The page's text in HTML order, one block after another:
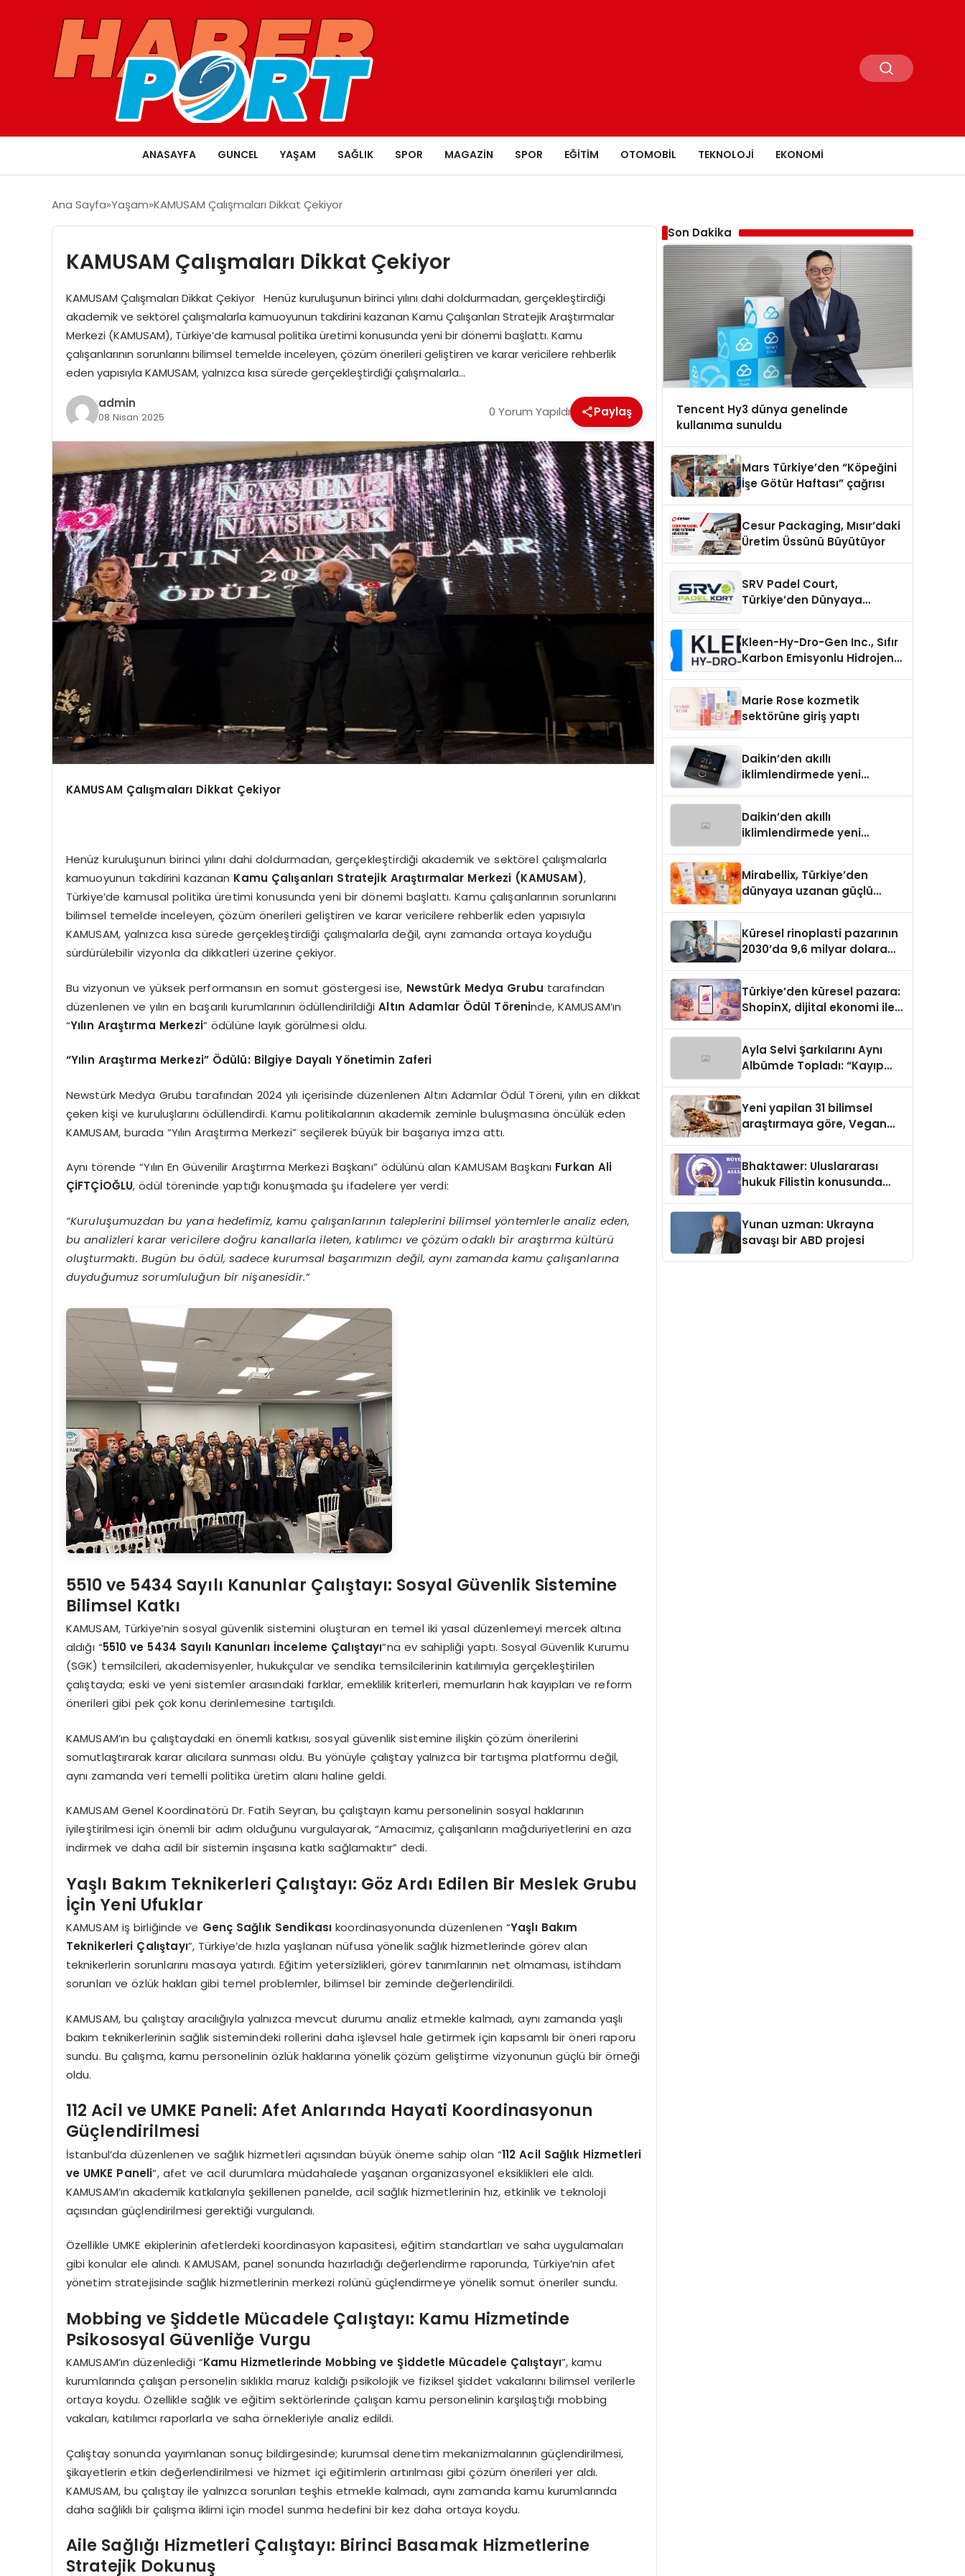
ANASAYFA GUNCEL YAŞAM SAĞLIK SPOR MAGAZIN SPOR EĞITIM OTOMOBIL TEKNOLOJI EKONOMI
Ana Sayfa Yaşam KAMUSAM Çalışmaları Dikkat Çekiyor
KAMUSAM Çalışmaları Dikkat Çekiyor
KAMUSAM Çalışmaları Dikkat Çekiyor Henüz kuruluşunun birinci yılını dahi doldurmadan, gerçekleştirdiği
akademik ve sektörel çalışmalarla kamuoyunun takdirini kazanan Kamu Çalışanları Stratejik Araştırmalar
Merkezi (KAMUSAM), Türkiye’de kamusal politika üretimi konusunda yeni bir dönemi başlattı. Kamu
çalışanlarının sorunlarını bilimsel temelde inceleyen, çözüm önerileri geliştiren ve karar vericilere rehberlik
eden yapısıyla KAMUSAM, yalnızca kısa sürede gerçekleştirdiği çalışmalarla…
admin
08 Nisan 2025 0 Yorum Yapıldı Paylaş
KAMUSAM Çalışmaları Dikkat Çekiyor
Henüz kuruluşunun birinci yılını dahi doldurmadan, gerçekleştirdiği akademik ve sektörel çalışmalarla
kamuoyunun takdirini kazanan Kamu Çalışanları Stratejik Araştırmalar Merkezi (KAMUSAM),
Türkiye’de kamusal politika üretimi konusunda yeni bir dönemi başlattı. Kamu çalışanlarının sorunlarını
bilimsel temelde inceleyen, çözüm önerileri geliştiren ve karar vericilere rehberlik eden yapısıyla
KAMUSAM, yalnızca kısa sürede gerçekleştirdiği çalışmalarla değil, aynı zamanda ortaya koyduğu
sürdürülebilir vizyonla da dikkatleri üzerine çekiyor.
Bu vizyonun ve yüksek performansın en somut göstergesi ise, Newstürk Medya Grubu tarafından
düzenlenen ve yılın en başarılı kurumlarının ödüllendirildiğiAltın Adamlar Ödül Töreninde, KAMUSAM’ın
“Yılın Araştırma Merkezi” ödülüne layık görülmesi oldu.
“Yılın Araştırma Merkezi” Ödülü: Bilgiye Dayalı Yönetimin Zaferi
Newstürk Medya Grubu tarafından 2024 yılı içerisinde düzenlenen Altın Adamlar Ödül Töreni, yılın en dikkat
çeken kişi ve kuruluşlarını ödüllendirdi. Kamu politikalarının akademik zeminle buluşmasına öncülük eden
KAMUSAM, burada “Yılın Araştırma Merkezi” seçilerek büyük bir başarıya imza attı.
Aynı törende “Yılın En Güvenilir Araştırma Merkezi Başkanı” ödülünü alan KAMUSAM Başkanı Furkan Ali
ÇİFTÇİOĞLU, ödül töreninde yaptığı konuşmada şu ifadelere yer verdi:
“Kuruluşumuzdan bu yana hedefimiz, kamu çalışanlarının taleplerini bilimsel yöntemlerle analiz eden,
bu analizleri karar vericilere doğru kanallarla ileten, katılımcı ve çözüm odaklı bir araştırma kültürü
oluşturmaktı. Bugün bu ödül, sadece kurumsal başarımızın değil, aynı zamanda kamu çalışanlarına
duyduğumuz sorumluluğun bir nişanesidir.”
5510 ve 5434 Sayılı Kanunlar Çalıştayı: Sosyal Güvenlik Sistemine
Bilimsel Katkı
KAMUSAM, Türkiye’nin sosyal güvenlik sistemini oluşturan en temel iki yasal düzenlemeyi mercek altına
aldığı “5510 ve 5434 Sayılı Kanunları İnceleme Çalıştayı”na ev sahipliği yaptı. Sosyal Güvenlik Kurumu
(SGK) temsilcileri, akademisyenler, hukukçular ve sendika temsilcilerinin katılımıyla gerçekleştirilen
çalıştayda; eski ve yeni sistemler arasındaki farklar, emeklilik kriterleri, memurların hak kayıpları ve reform
önerileri gibi pek çok konu derinlemesine tartışıldı.
KAMUSAM’ın bu çalıştaydaki en önemli katkısı, sosyal güvenlik sistemine ilişkin çözüm önerilerini
somutlaştırarak karar alıcılara sunması oldu. Bu yönüyle çalıştay yalnızca bir tartışma platformu değil,
aynı zamanda veri temelli politika üretim alanı haline geldi.
KAMUSAM Genel Koordinatörü Dr. Fatih Seyran, bu çalıştayın kamu personelinin sosyal haklarının
iyileştirilmesi için önemli bir adım olduğunu vurgulayarak, “Amacımız, çalışanların mağduriyetlerini en aza
indirmek ve daha adil bir sistemin inşasına katkı sağlamaktır” dedi.
Yaşlı Bakım Teknikerleri Çalıştayı: Göz Ardı Edilen Bir Meslek Grubu
İçin Yeni Ufuklar
KAMUSAM iş birliğinde ve Genç Sağlık Sendikası koordinasyonunda düzenlenen “Yaşlı Bakım
Teknikerleri Çalıştayı”, Türkiye’de hızla yaşlanan nüfusa yönelik sağlık hizmetlerinde görev alan
teknikerlerin sorunlarını masaya yatırdı. Eğitim yetersizlikleri, görev tanımlarının net olmaması, istihdam
sorunları ve özlük hakları gibi temel problemler, bilimsel bir zeminde değerlendirildi.
KAMUSAM, bu çalıştay aracılığıyla yalnızca mevcut durumu analiz etmekle kalmadı, aynı zamanda yaşlı
bakım teknikerlerinin sağlık sistemindeki rollerini daha işlevsel hale getirmek için kapsamlı bir öneri raporu
sundu. Bu çalışma, kamu personelinin özlük haklarına yönelik çözüm geliştirme vizyonunun güçlü bir örneği
oldu.
112 Acil ve UMKE Paneli: Afet Anlarında Hayati Koordinasyonun
Güçlendirilmesi
İstanbul’da düzenlenen ve sağlık hizmetleri açısından büyük öneme sahip olan “112 Acil Sağlık Hizmetleri
ve UMKE Paneli”, afet ve acil durumlara müdahalede yaşanan organizasyonel eksiklikleri ele aldı.
KAMUSAM’ın akademik katkılarıyla şekillenen panelde, acil sağlık hizmetlerinin hız, etkinlik ve teknoloji
açısından güçlendirilmesi gerektiği vurgulandı.
Özellikle UMKE ekiplerinin afetlerdeki koordinasyon kapasitesi, eğitim standartları ve saha uygulamaları
gibi konular ele alındı. KAMUSAM, panel sonunda hazırladığı değerlendirme raporunda, Türkiye’nin afet
yönetim stratejisinde sağlık hizmetlerinin merkezi rolünü güçlendirmeye yönelik somut öneriler sundu.
Mobbing ve Şiddetle Mücadele Çalıştayı: Kamu Hizmetinde
Psikososyal Güvenliğe Vurgu
KAMUSAM’ın düzenlediği “Kamu Hizmetlerinde Mobbing ve Şiddetle Mücadele Çalıştayı”, kamu
kurumlarında çalışan personelin sıklıkla maruz kaldığı psikolojik ve fiziksel şiddet vakalarını bilimsel verilerle
ortaya koydu. Özellikle sağlık ve eğitim sektörlerinde çalışan kamu personelinin karşılaştığı mobbing
vakaları, katılımcı raporlarla ve saha örnekleriyle analiz edildi.
Çalıştay sonunda yayımlanan sonuç bildirgesinde; kurumsal denetim mekanizmalarının güçlendirilmesi,
şikayetlerin etkin değerlendirilmesi ve hizmet içi eğitimlerin artırılması gibi çözüm önerileri yer aldı.
KAMUSAM, bu çalıştay ile yalnızca sorunları teşhis etmekle kalmadı, aynı zamanda kamu kurumlarında
daha sağlıklı bir çalışma iklimi için model sunma hedefini bir kez daha ortaya koydu.
Aile Sağlığı Hizmetleri Çalıştayı: Birinci Basamak Hizmetlerine
Stratejik Dokunuş
Son Dakika
Tencent Hy3 dünya genelinde
kullanıma sunuldu
Mars Türkiye’den “Köpeğini
İşe Götür Haftası” çağrısı
Cesur Packaging, Mısır’daki
Üretim Üssünü Büyütüyor
SRV Padel Court,
Türkiye’den Dünyaya
Kleen-Hy-Dro-Gen Inc., Sıfır
Karbon Emisyonlu Hidrojen
Aldı
Marie Rose kozmetik
sektörüne giriş yaptı
Daikin’den akıllı
iklimlendirmede yeni
Daikin’den akıllı
iklimlendirmede yeni
Mirabellix, Türkiye’den
dünyaya uzanan güçlü
Küresel rinoplasti pazarının
2030’da 9,6 milyar dolara
Türkiye’den küresel pazara:
ShopinX, dijital ekonomi ile
Ayla Selvi Şarkılarını Aynı
Albümde Topladı: “Kayıp
Yeni yapilan 31 bilimsel
araştırmaya göre, Vegan
Sindirildiğini Ortaya Koydu
Bhaktawer: Uluslararası
hukuk Filistin konusunda
Yunan uzman: Ukrayna
savaşı bir ABD projesi